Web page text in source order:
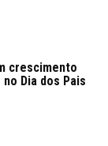
crescimento
Dia dos Pais